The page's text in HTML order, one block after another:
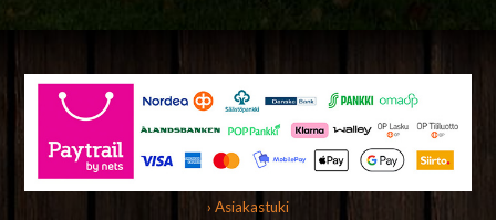
› Asiakastuki